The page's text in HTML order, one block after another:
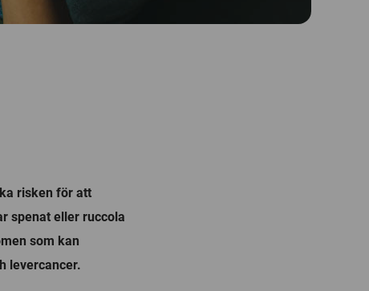
risken för att
spenat eller ruccola
som kan
levercancer.